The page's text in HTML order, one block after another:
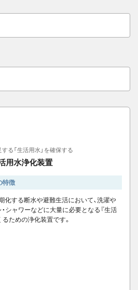
る「生活用水」を確保する
用水浄化装置
特徴
化する断水や避難生活において、洗濯や
・シャワーなどに大量に必要となる『生活
るための浄化装置です。